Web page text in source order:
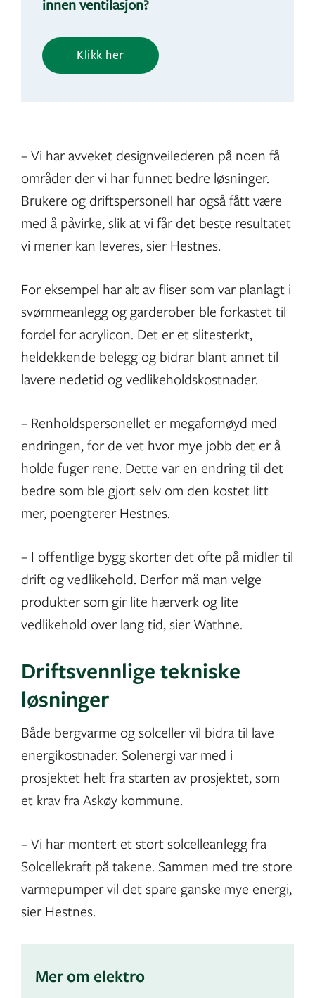
innen ventilasjon?
Klikk her
– Vi har avveket designveilederen på noen få
områder der vi har funnet bedre løsninger.
Brukere og driftspersonell har også fått være
med å påvirke, slik at vi får det beste resultatet
vi mener kan leveres, sier Hestnes.
For eksempel har alt av fliser som var planlagt i
svømmeanlegg og garderober ble forkastet til
fordel for acrylicon. Det er et slitesterkt,
heldekkende belegg og bidrar blant annet til
lavere nedetid og vedlikeholdskostnader.
– Renholdspersonellet er megafornøyd med
endringen, for de vet hvor mye jobb det er å
holde fuger rene. Dette var en endring til det
bedre som ble gjort selv om den kostet litt
mer, poengterer Hestnes.
– I offentlige bygg skorter det ofte på midler til
drift og vedlikehold. Derfor må man velge
produkter som gir lite hærverk og lite
vedlikehold over lang tid, sier Wathne.
Driftsvennlige tekniske
løsninger
Både bergvarme og solceller vil bidra til lave
energikostnader. Solenergi var med i
prosjektet helt fra starten av prosjektet, som
et krav fra Askøy kommune.
– Vi har montert et stort solcelleanlegg fra
Solcellekraft på takene. Sammen med tre store
varmepumper vil det spare ganske mye energi,
sier Hestnes.
Mer om elektro